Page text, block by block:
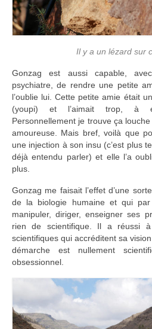
Il y a un lézard sur
Gonzag est aussi capable,
psychiatre, de rendre une petite
l’oublie lui. Cette petite amie était
(youpi) et l’aimait trop, à
Personnellement je trouve ça
amoureuse. Mais bref, voilà que
une injection à son insu (c’est plus
déjà entendu parler) et elle l’a
plus.
Gonzag me faisait l’effet d’une
de la biologie humaine et qui
manipuler, diriger, enseigner ses
rien de scientifique. Il a réussi à
scientifiques qui accréditent sa
démarche est nullement
obsessionnel.